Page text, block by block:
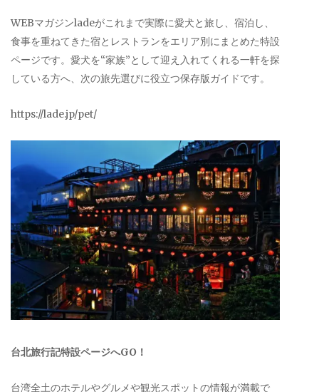
WEBマガジンladeがこれまで実際に愛犬と旅し、宿泊し、
食事を重ねてきた宿とレストランをエリア別にまとめた特設
ページです。愛犬を“家族”として迎え入れてくれる一軒を探
している方へ、次の旅先選びに役立つ保存版ガイドです。
https://lade.jp/pet/
台北旅行記特設ページへGO！
台湾全土のホテルやグルメや観光スポットの情報が満載で